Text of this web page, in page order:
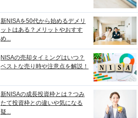
新NISAを50代から始めるデメリ
ットはある？メリットやおすす
め...
NISAの売却タイミングはいつ？
ベストな売り時や注意点を解説！
新NISAの成長投資枠とは？つみ
たて投資枠との違いや気になる
疑...